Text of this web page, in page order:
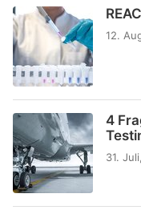
12.
4
31.